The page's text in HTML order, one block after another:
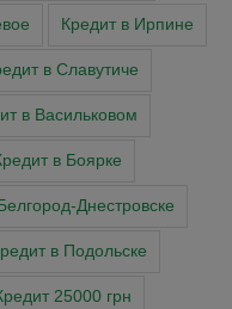
Кредит в Ирпине
в Славутиче
в Васильковом
в Боярке
Днестровске
в Подольске
25000 грн